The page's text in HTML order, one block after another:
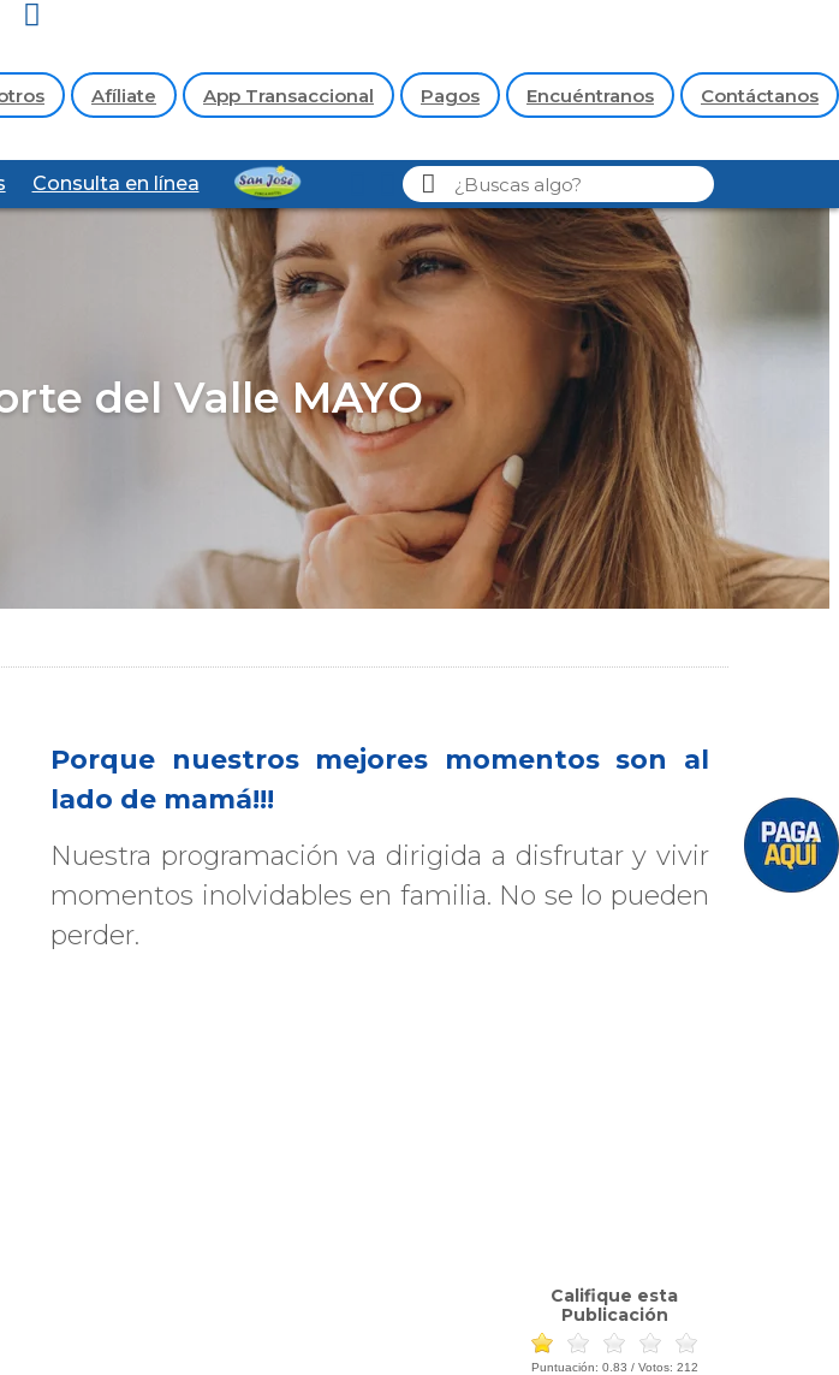
Afíliate App Transaccional Pagos Encuéntranos Contáctanos
Consulta en línea
del Valle MAYO
Porque nuestros mejores momentos son al
lado de mamá!!!
Nuestra programación va dirigida a disfrutar y vivir
momentos inolvidables en familia. No se lo pueden
perder.
Califique esta
Publicación
Puntuación: 0.83 / Votos: 212